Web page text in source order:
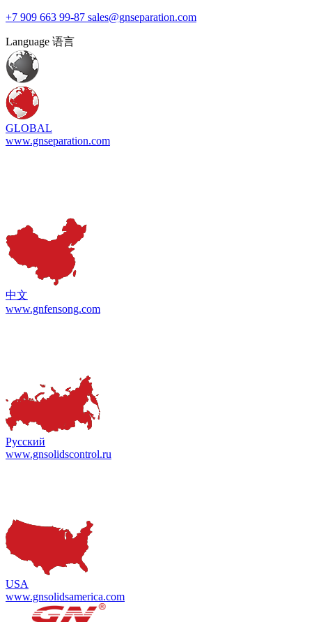
+7 909 663 99-87 sales@gnseparation.com
Language 语言
GLOBAL
www.gnseparation.com
中文
www.gnfensong.com
Русский
www.gnsolidscontrol.ru
USA
www.gnsolidsamerica.com